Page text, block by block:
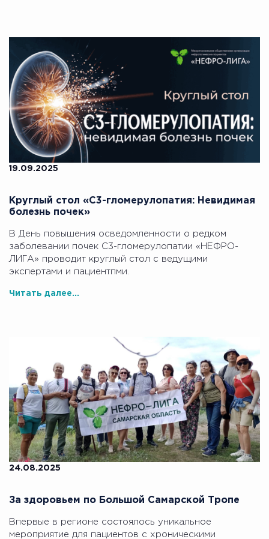
19.09.2025
Круглый стол «C3-гломерулопатия: Невидимая
болезнь почек»
В День повышения осведомленности о редком
заболевании почек С3-гломерулопатии «НЕФРО-
ЛИГА» проводит круглый стол с ведущими
экспертами и пациентпми.
Читать далее...
24.08.2025
За здоровьем по Большой Самарской Тропе
Впервые в регионе состоялось уникальное
мероприятие для пациентов с хроническими